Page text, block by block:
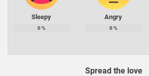
Sleepy
0%
Angry
0%
Spread the love